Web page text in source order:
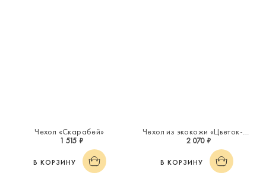
Чехол «Скарабей»
1 515 ₽
В КОРЗИНУ
Чехол из экокожи «Цветок-оберег»
2 070 ₽
В КОРЗИНУ